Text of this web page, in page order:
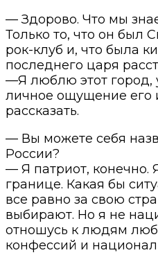
— Здорово. Что мы
Только то, что он был
рок-клуб и, что была
последнего царя
—Я люблю этот город,
личное ощущение его
рассказать.
— Вы можете себя
России?
— Я патриот, конечно.
границе. Какая бы
все равно за свою
выбирают. Но я не
отношусь к людям
конфессий и